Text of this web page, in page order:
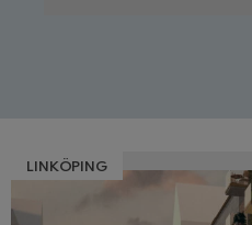
LINKÖPING